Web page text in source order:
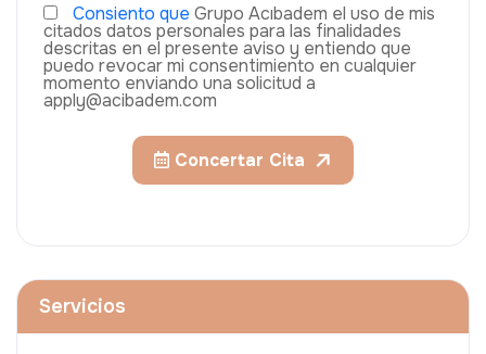
Consiento que Grupo Acıbadem el uso de mis
citados datos personales para las finalidades
descritas en el presente aviso y entiendo que
puedo revocar mi consentimiento en cualquier
momento enviando una solicitud a
apply@acibadem.com
Concertar Cita
Servicios